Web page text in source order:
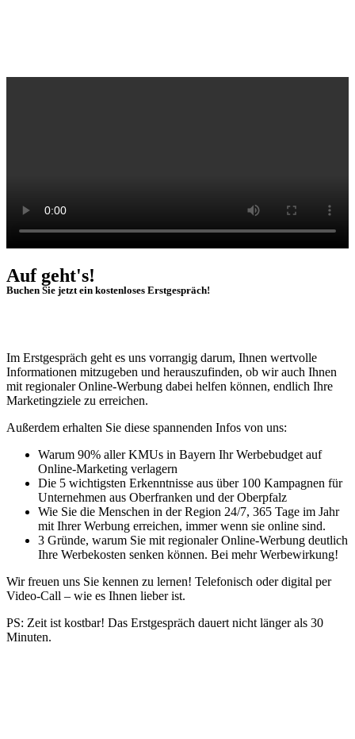
Auf geht's!
Buchen Sie jetzt ein kostenloses Erstgespräch!
Im Erstgespräch geht es uns vorrangig darum, Ihnen wertvolle
Informationen mitzugeben und herauszufinden, ob wir auch Ihnen
mit regionaler Online-Werbung dabei helfen können, endlich Ihre
Marketingziele zu erreichen.
Außerdem erhalten Sie diese spannenden Infos von uns:
Warum 90% aller KMUs in Bayern Ihr Werbebudget auf
Online-Marketing verlagern
Die 5 wichtigsten Erkenntnisse aus über 100 Kampagnen für
Unternehmen aus Oberfranken und der Oberpfalz
Wie Sie die Menschen in der Region 24/7, 365 Tage im Jahr
mit Ihrer Werbung erreichen, immer wenn sie online sind.
3 Gründe, warum Sie mit regionaler Online-Werbung deutlich
Ihre Werbekosten senken können. Bei mehr Werbewirkung!
Wir freuen uns Sie kennen zu lernen! Telefonisch oder digital per
Video-Call – wie es Ihnen lieber ist.
PS: Zeit ist kostbar! Das Erstgespräch dauert nicht länger als 30
Minuten.